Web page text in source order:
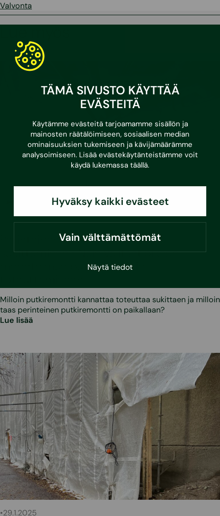
TÄMÄ SIVUSTO KÄYTTÄÄ
EVÄSTEITÄ
Käytämme evästeitä tarjoamamme sisällön ja
mainosten räätälöimiseen, sosiaalisen median
ominaisuuksien tukemiseen ja kävijämäärämme
analysoimiseen. Lisää evästekäytänteistämme voit
käydä lukemassa täällä.
Hyväksy kaikki evästeet
Vain välttämättömät
Näytä tiedot
Valvonta
Lue myös
17.3.2026
Perinteinen putkiremontti vai
sukittaminen? Näin valitset oikean
menetelmän putkiremontin
Milloin putkiremontti kannattaa toteuttaa sukittaen ja milloin
taas perinteinen putkiremontti on paikallaan?
Lue lisää
•29.1.2025